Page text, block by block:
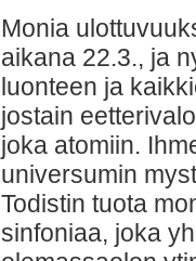
Monia
aikana 22.3., ja
luonteen ja
jostain
joka atomiin.
universumin
Todistin tuota
sinfoniaa, joka